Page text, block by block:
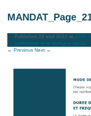
Published 29 avril 2021 at 1700
paritarisme et le dialogue social
← Previous Next →